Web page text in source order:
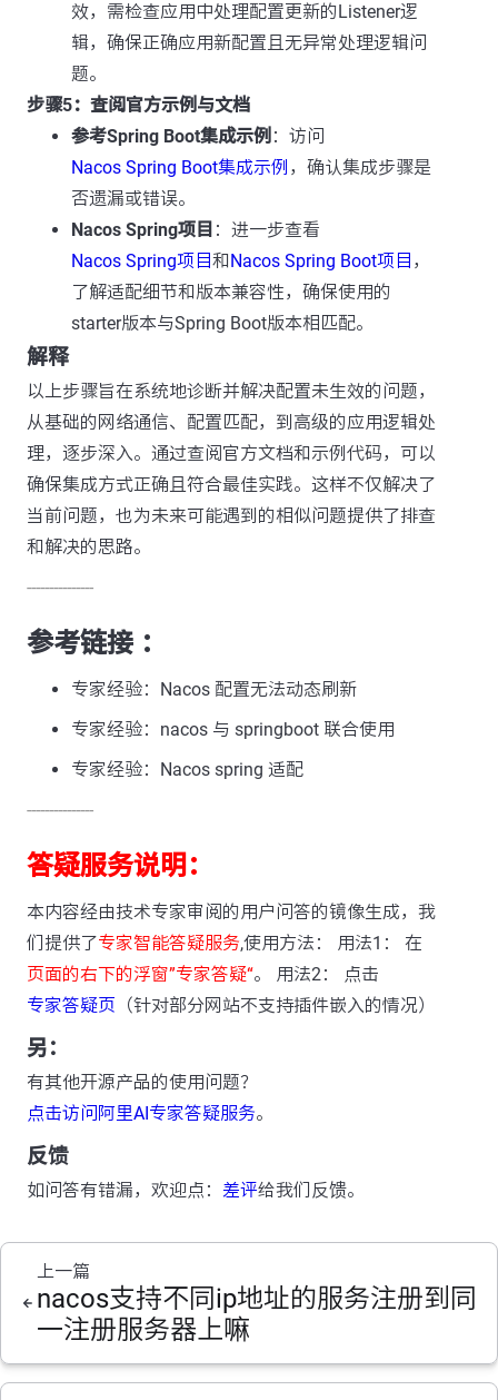
效，需检查应用中处理配置更新的Listener逻
辑，确保正确应用新配置且无异常处理逻辑问
题。
步骤5：查阅官方示例与文档
参考Spring Boot集成示例 ：访问
Nacos Spring Boot集成示例 ，确认集成步骤是
否遗漏或错误。
Nacos Spring项目 ：进一步查看
Nacos Spring项目和Nacos Spring Boot项目 ，
了解适配细节和版本兼容性，确保使用的
starter版本与Spring Boot版本相匹配。
解释
以上步骤旨在系统地诊断并解决配置未生效的问题，
从基础的网络通信、配置匹配，到高级的应用逻辑处
理，逐步深入。通过查阅官方文档和示例代码，可以
确保集成方式正确且符合最佳实践。这样不仅解决了
当前问题，也为未来可能遇到的相似问题提供了排查
和解决的思路。
---------------
参考链接 ：
专家经验：Nacos 配置无法动态刷新
专家经验：nacos 与 springboot 联合使用
专家经验：Nacos spring 适配
---------------
答疑服务说明：
本内容经由技术专家审阅的用户问答的镜像生成，我
们提供了专家智能答疑服务,使用方法： 用法1： 在
页面的右下的浮窗”专家答疑“。 用法2： 点击
专家答疑页 （针对部分网站不支持插件嵌入的情况）
另：
有其他开源产品的使用问题？
点击访问阿里AI专家答疑服务。
反馈
如问答有错漏，欢迎点： 差评给我们反馈。
上一篇
nacos支持不同ip地址的服务注册到同
一注册服务器上嘛